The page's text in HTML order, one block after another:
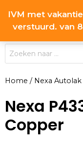
IVM met
verstuurd. van
naar
inhoud
Producten
zoeken
Home / Nexa Autolak
Nexa
Copper